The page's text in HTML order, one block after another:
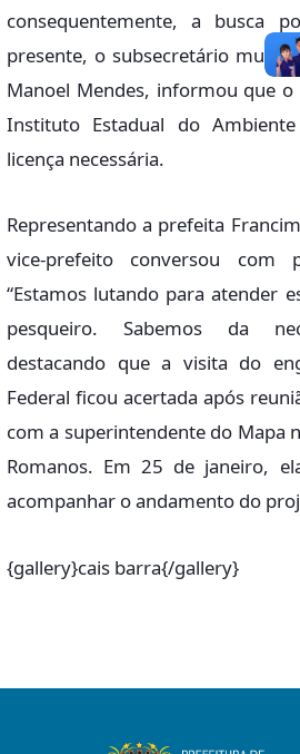
consequentemente, a busca
presente, o subsecretário
Manoel Mendes, informou que
Instituto Estadual do
licença necessária.
Representando a prefeita
vice-prefeito conversou com
“Estamos lutando para atender
pesqueiro. Sabemos da
destacando que a visita do
Federal ficou acertada após
com a superintendente do Mapa
Romanos. Em 25 de janeiro,
acompanhar o andamento do
{gallery}cais barra{/gallery}